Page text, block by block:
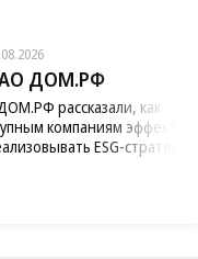
ДОМ.РФ
рассказали, как
компаниям
ESG-стратегию